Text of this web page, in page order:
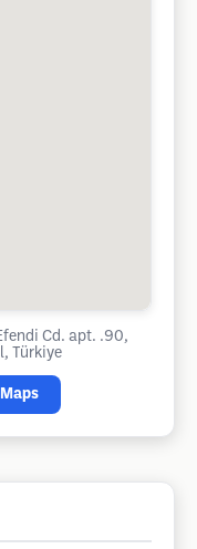
Cd. apt. .90,
Türkiye